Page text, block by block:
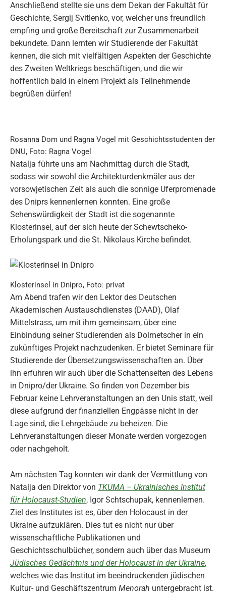
Anschließend stellte sie uns dem Dekan der Fakultät für
Geschichte, Sergij Svitlenko, vor, welcher uns freundlich
empfing und große Bereitschaft zur Zusammenarbeit
bekundete. Dann lernten wir Studierende der Fakultät
kennen, die sich mit vielfältigen Aspekten der Geschichte
des Zweiten Weltkriegs beschäftigen, und die wir
hoffentlich bald in einem Projekt als Teilnehmende
begrüßen dürfen!
Rosanna Dom und Ragna Vogel mit Geschichtsstudenten der
DNU, Foto: Ragna Vogel
Natalja führte uns am Nachmittag durch die Stadt,
sodass wir sowohl die Architekturdenkmäler aus der
vorsowjetischen Zeit als auch die sonnige Uferpromenade
des Dniprs kennenlernen konnten. Eine große
Sehenswürdigkeit der Stadt ist die sogenannte
Klosterinsel, auf der sich heute der Schewtscheko-
Erholungspark und die St. Nikolaus Kirche befindet.
Klosterinsel in Dnipro, Foto: privat
Am Abend trafen wir den Lektor des Deutschen
Akademischen Austauschdienstes (DAAD), Olaf
Mittelstrass, um mit ihm gemeinsam, über eine
Einbindung seiner Studierenden als Dolmetscher in ein
zukünftiges Projekt nachzudenken. Er bietet Seminare für
Studierende der Übersetzungswissenschaften an. Über
ihn erfuhren wir auch über die Schattenseiten des Lebens
in Dnipro/der Ukraine. So finden von Dezember bis
Februar keine Lehrveranstaltungen an den Unis statt, weil
diese aufgrund der finanziellen Engpässe nicht in der
Lage sind, die Lehrgebäude zu beheizen. Die
Lehrveranstaltungen dieser Monate werden vorgezogen
oder nachgeholt.
Am nächsten Tag konnten wir dank der Vermittlung von
Natalja den Direktor von TKUMA – Ukrainisches Institut
für Holocaust-Studien, Igor Schtschupak, kennenlernen.
Ziel des Institutes ist es, über den Holocaust in der
Ukraine aufzuklären. Dies tut es nicht nur über
wissenschaftliche Publikationen und
Geschichtsschulbücher, sondern auch über das Museum
Jüdisches Gedächtnis und der Holocaust in der Ukraine,
welches wie das Institut im beeindruckenden jüdischen
Kultur- und Geschäftszentrum Menorah untergebracht ist.